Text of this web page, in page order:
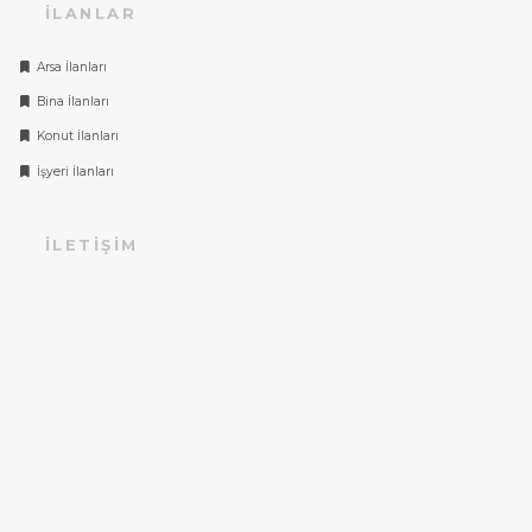
İLANLAR
Arsa İlanları
Bina İlanları
Konut İlanları
İşyeri İlanları
İLETIŞIM